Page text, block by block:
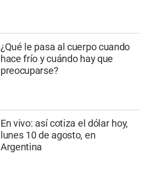
¿Qué le pasa al cuerpo cuando
hace frío y cuándo hay que
preocuparse?
En vivo: así cotiza el dólar hoy,
lunes 10 de agosto, en
Argentina